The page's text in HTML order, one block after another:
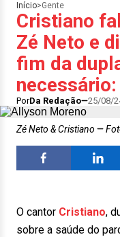
Início>Gente
Cristiano
Zé Neto e
fim da
necessário:
PorDa Redação 25/08/
Zé Neto & Cristiano
O cantor Cristiano,
sobre a saúde do